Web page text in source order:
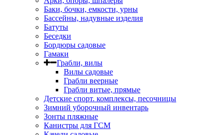
Баки, бочки, емкости, урны
Бассейны, надувные изделия
Батуты
Беседки
Бордюры садовые
Гамаки
Грабли, вилы
Вилы садовые
Грабли веерные
Грабли витые, прямые
Детские спорт. комплексы, песочницы
Зимний уборочный инвентарь
Зонты пляжные
Канистры для ГСМ